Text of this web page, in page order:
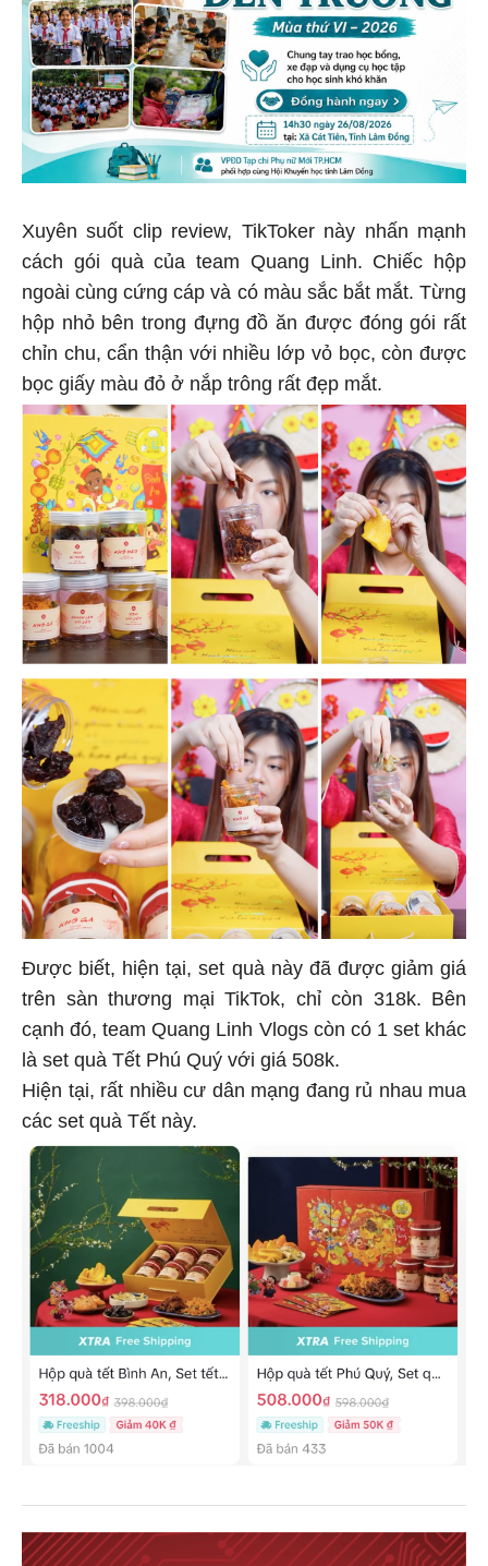
Xuyên suốt clip review, TikToker này nhấn mạnh
cách gói quà của team Quang Linh. Chiếc hộp
ngoài cùng cứng cáp và có màu sắc bắt mắt. Từng
hộp nhỏ bên trong đựng đồ ăn được đóng gói rất
chỉn chu, cẩn thận với nhiều lớp vỏ bọc, còn được
bọc giấy màu đỏ ở nắp trông rất đẹp mắt.
Được biết, hiện tại, set quà này đã được giảm giá
trên sàn thương mại TikTok, chỉ còn 318k. Bên
cạnh đó, team Quang Linh Vlogs còn có 1 set khác
là set quà Tết Phú Quý với giá 508k.
Hiện tại, rất nhiều cư dân mạng đang rủ nhau mua
các set quà Tết này.